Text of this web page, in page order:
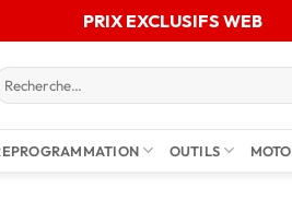
PRIX EXCLUSIFS WEB
OUTILS MOTO